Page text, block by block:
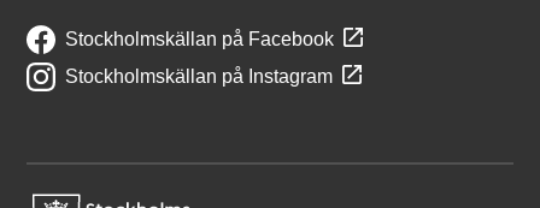
Stockholmskällan på Facebook
Stockholmskällan på Instagram